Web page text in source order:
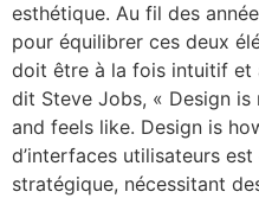
esthétique. Au fil des
pour équilibrer ces deux
doit être à la fois intuitif et
dit Steve Jobs, « Design
and feels like. Design is
d’interfaces utilisateurs
stratégique, nécessitant